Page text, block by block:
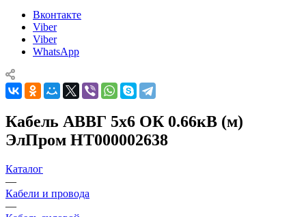
Вконтакте
Viber
Viber
WhatsApp
Кабель АВВГ 5х6 ОК 0.66кВ (м)
ЭлПром НТ000002638
Каталог
—
Кабели и провода
—